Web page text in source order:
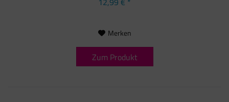
Merken
Zum Produkt